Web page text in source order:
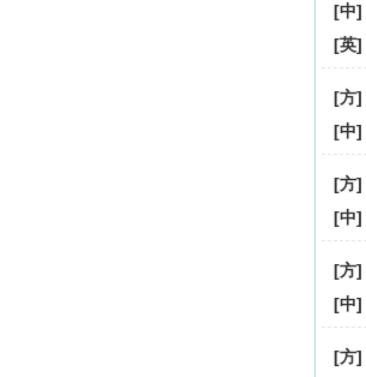
[中]
[英]
[方]
[中]
[方]
[中]
[方]
[中]
[方]